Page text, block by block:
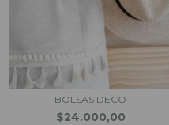
BOLSAS DECO
$24.000,00